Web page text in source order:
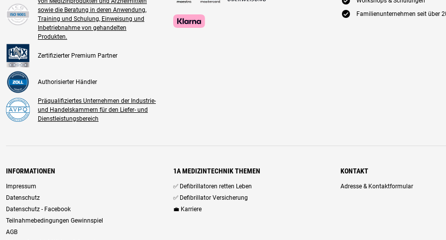
sowie die Beratung in deren Anwendung,
Training und Schulung, Einweisung und
Inbetriebnahme von gehandelten
Produkten.
Zertifizierter Premium Partner
Authorisierter Händler
Präqualifiziertes Unternehmen der Industrie-
und Handelskammern für den Liefer- und
Dienstleistungsbereich
E Familienunternehmen seit über
INFORMATIONEN
Impressum
Datenschutz
Datenschutz - Facebook
Teilnahmebedingungen Gewinnspiel
AGB
1A MEDIZINTECHNIK THEMEN
✅ Defibrillatoren retten Leben
✅ Defibrillator Versicherung
💼 Karriere
KONTAKT
Adresse & Kontaktformular